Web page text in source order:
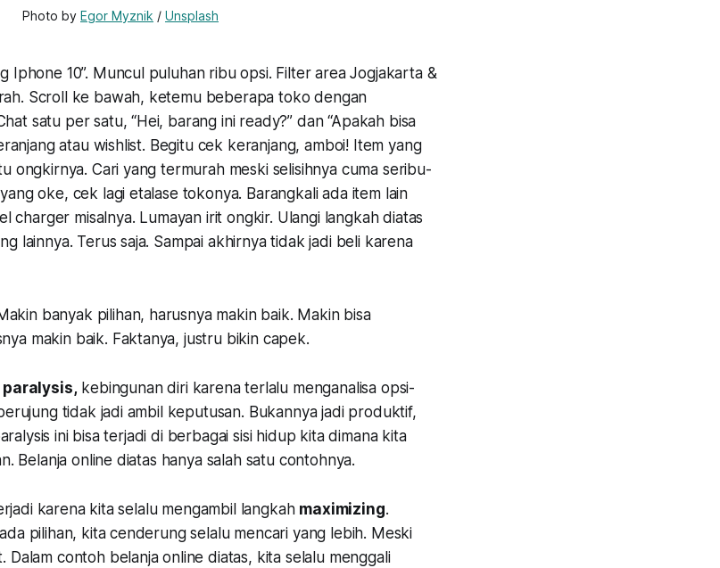
Photo by Egor Myznik / Unsplash
Iphone 10”. Muncul puluhan ribu opsi. Filter area Jogjakarta &
Scroll ke bawah, ketemu beberapa toko dengan
satu per satu, “Hei, barang ini ready?” dan “Apakah bisa
atau wishlist. Begitu cek keranjang, amboi! Item yang
ongkirnya. Cari yang termurah meski selisihnya cuma seribu-
oke, cek lagi etalase tokonya. Barangkali ada item lain
charger misalnya. Lumayan irit ongkir. Ulangi langkah diatas
lainnya. Terus saja. Sampai akhirnya tidak jadi beli karena
banyak pilihan, harusnya makin baik. Makin bisa
makin baik. Faktanya, justru bikin capek.
kebingunan diri karena terlalu menganalisa opsi-
tidak jadi ambil keputusan. Bukannya jadi produktif,
ini bisa terjadi di berbagai sisi hidup kita dimana kita
Belanja online diatas hanya salah satu contohnya.
karena kita selalu mengambil langkah maximizing.
pilihan, kita cenderung selalu mencari yang lebih. Meski
Dalam contoh belanja online diatas, kita selalu menggali